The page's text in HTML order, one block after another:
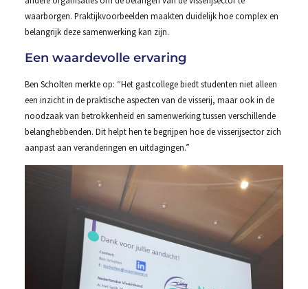
waarborgen. Praktijkvoorbeelden maakten duidelijk hoe complex en
belangrijk deze samenwerking kan zijn.
Een waardevolle ervaring
Ben Scholten merkte op: “Het gastcollege biedt studenten niet alleen
een inzicht in de praktische aspecten van de visserij, maar ook in de
noodzaak van betrokkenheid en samenwerking tussen verschillende
belanghebbenden. Dit helpt hen te begrijpen hoe de visserijsector zich
aanpast aan veranderingen en uitdagingen.”